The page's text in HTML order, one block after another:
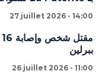
27 juillet 2026 - 14:00
ببرلين
26 juillet 2026 - 11:00